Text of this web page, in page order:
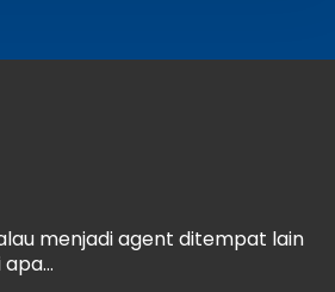
menjadi agent ditempat lain
apa…